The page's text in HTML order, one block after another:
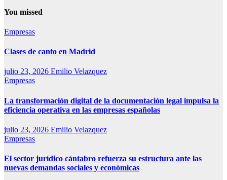
You missed
Empresas
Clases de canto en Madrid
julio 23, 2026 Emilio Velazquez
Empresas
La transformación digital de la documentación legal impulsa la
eficiencia operativa en las empresas españolas
julio 23, 2026 Emilio Velazquez
Empresas
El sector jurídico cántabro refuerza su estructura ante las
nuevas demandas sociales y económicas